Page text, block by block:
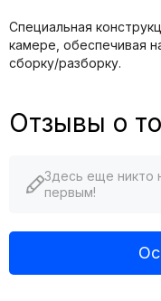
Специальная
камере, обеспечивая
сборку/разборку.
Отзывы о
Здесь еще никто
первым!